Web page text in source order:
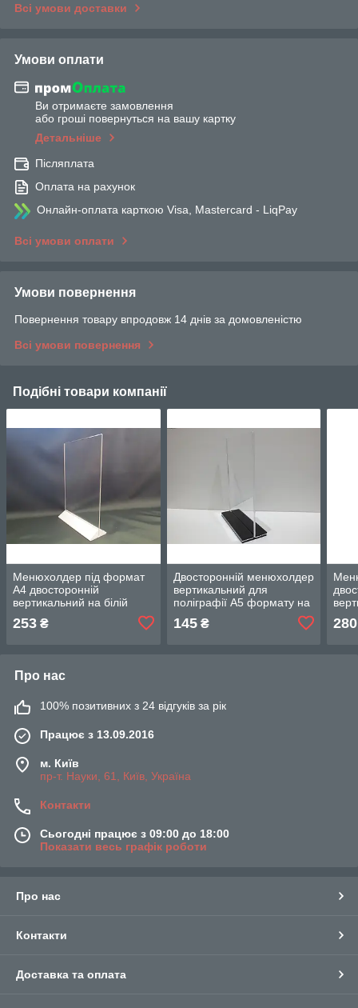
Всі умови доставки
Умови оплати
Ви отримаєте замовлення
або гроші повернуться на вашу картку
Детальніше
Післяплата
Оплата на рахунок
Онлайн-оплата карткою Visa, Mastercard - LiqPay
Всі умови оплати
Умови повернення
Повернення товару впродовж 14 днів за домовленістю
Всі умови повернення
Подібні товари компанії
Менюхолдер під формат
А4 двосторонній
вертикальний на білій
253 ₴
Двосторонній менюхолдер
вертикальний для
поліграфії А5 формату на
кольоровій плоскій ніжці
145₴ 280
Про нас
100% позитивних з 24 відгуків за рік
Працює з 13.09.2016
м. Київ
пр-т. Науки, 61, Київ, Україна
Контакти
Сьогодні працює з 09:00 до 18:00
Показати весь графік роботи
Про нас
Контакти
Доставка та оплата